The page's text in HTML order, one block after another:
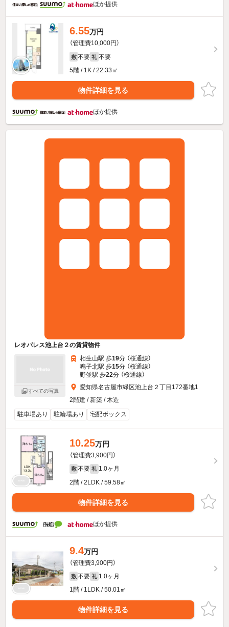
ほか提供
6.55万円
（管理費10,000円）
敷 不要 礼 不要
5階 / 1K / 22.33㎡
物件詳細を見る
ほか提供
レオパレス池上台２の賃貸物件
すべての写真
相生山駅 歩19分 （桜通線）
鳴子北駅 歩15分 （桜通線）
野並駅 歩22分 （桜通線）
愛知県名古屋市緑区池上台２丁目172番地1
2階建 / 新築 / 木造
駐車場あり
駐輪場あり 宅配ボックス
10.25万円
（管理費3,900円）
敷 不要 礼 1.0ヶ月
2階 / 2LDK / 59.58㎡
物件詳細を見る
ほか提供
9.4万円
（管理費3,900円）
敷 不要 礼 1.0ヶ月
1階 / 1LDK / 50.01㎡
物件詳細を見る